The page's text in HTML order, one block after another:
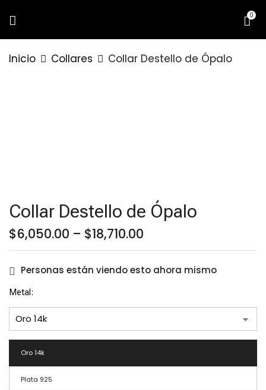
0
Inicio Collares Collar Destello de Ópalo
Collar Destello de Ópalo
$6,050.00 – $18,710.00
$6,050.00
$18,710.00
Personas están viendo esto ahora mismo
Metal
Oro 14k
Plata 925
BE THE FIRST TO REVIEW “COLLAR